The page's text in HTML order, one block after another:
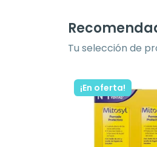
Tu selección de
¡En oferta!